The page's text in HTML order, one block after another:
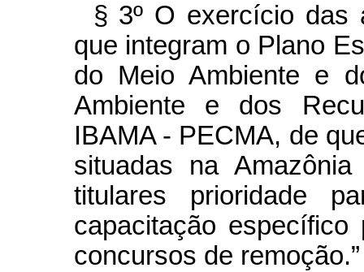
§ 3º O exercício das
que integram o Plano
do Meio Ambiente e
Ambiente e dos
IBAMA - PECMA, de
situadas na
titulares prioridade
capacitação
concursos de remoção.”